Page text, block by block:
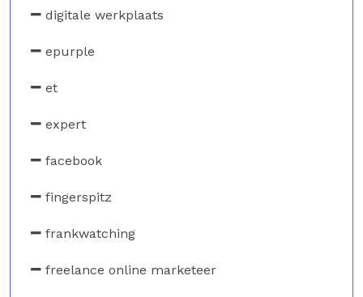
digitale werkplaats
epurple
et
expert
facebook
fingerspitz
frankwatching
freelance online marketeer